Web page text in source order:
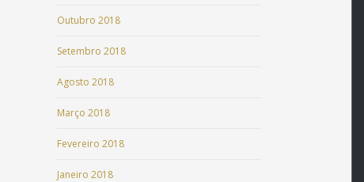
Outubro 2018
Setembro 2018
Agosto 2018
Março 2018
Fevereiro 2018
Janeiro 2018